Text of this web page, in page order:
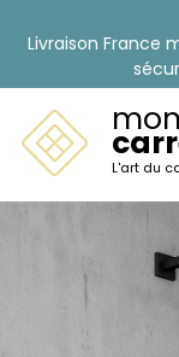
Livraison France
mon
L'art du